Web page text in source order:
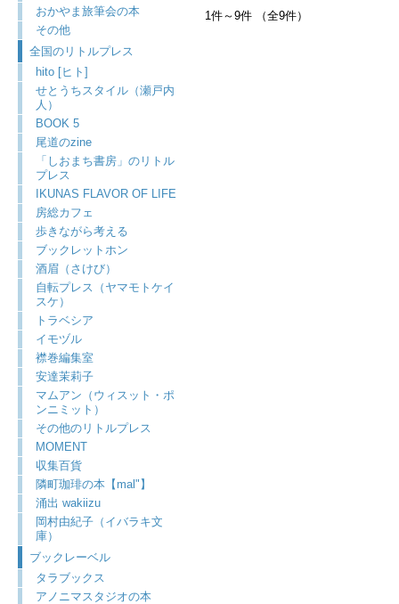
おかやま旅筆会の本
その他
全国のリトルプレス
hito [ヒト]
せとうちスタイル（瀬戸内
人）
BOOK 5
尾道のzine
「しおまち書房」のリトル
プレス
IKUNAS FLAVOR OF LIFE
房総カフェ
歩きながら考える
ブックレットホン
酒眉（さけび）
自転プレス（ヤマモトケイ
スケ）
トラベシア
イモヅル
襟巻編集室
安達茉莉子
マムアン（ウィスット・ポ
ンニミット）
その他のリトルプレス
MOMENT
収集百貨
隣町珈琲の本【mal"】
涌出 wakiizu
岡村由紀子（イバラキ文
庫）
ブックレーベル
タラブックス
アノニマスタジオの本
1件～9件 （全9件）